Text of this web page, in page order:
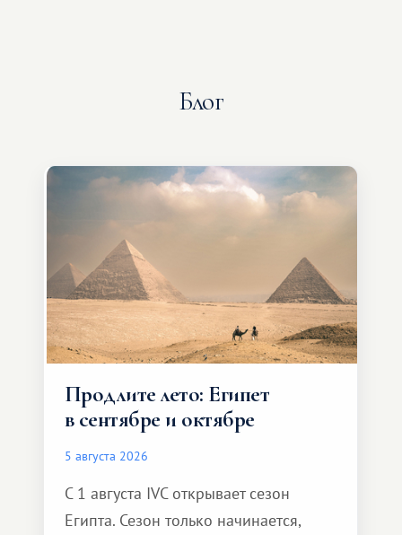
Блог
Продлите лето: Египет
в сентябре и октябре
5 августа 2026
С 1 августа IVC открывает сезон
Египта. Сезон только начинается,